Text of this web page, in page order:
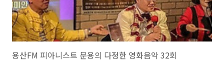
용산FM 피아니스트 문용의 다정한 영화음악 32회